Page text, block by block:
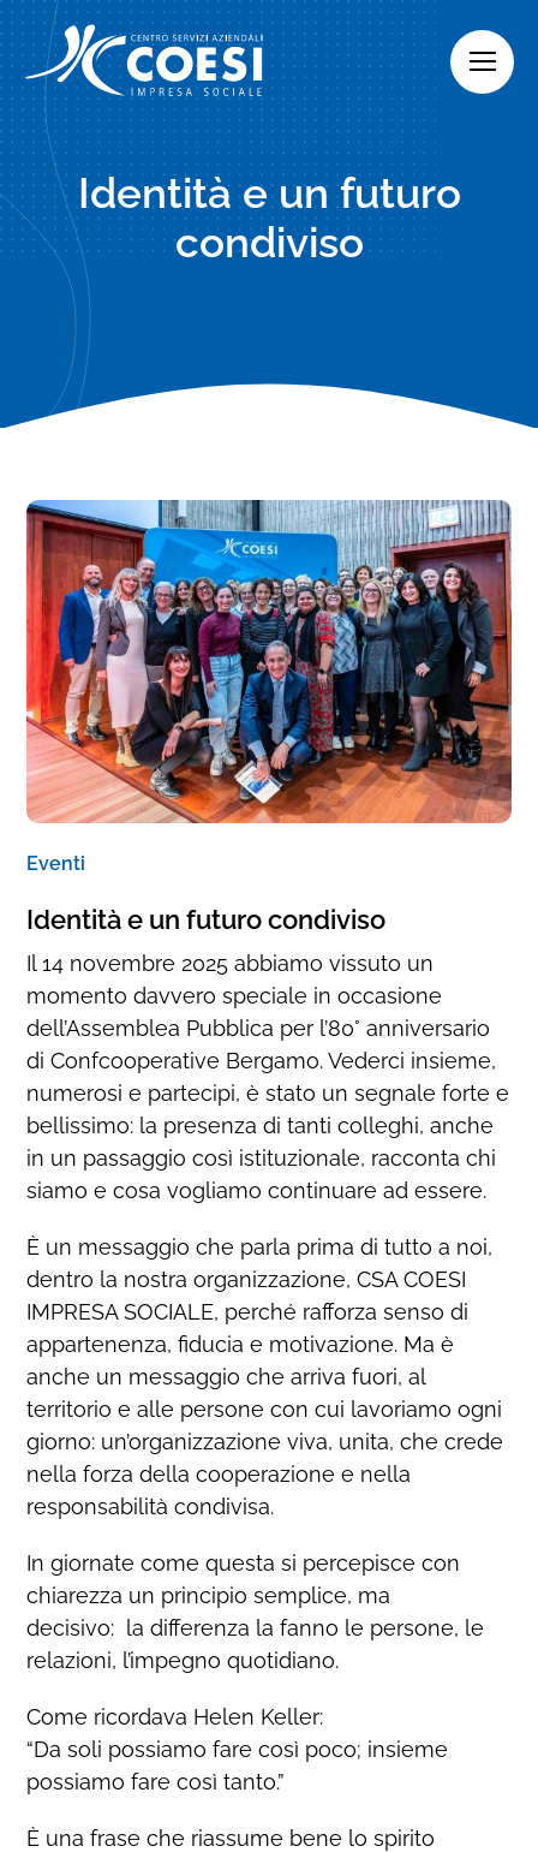
Skip
to
content
Identità e un futuro
condiviso
Eventi
Identità e un futuro condiviso
Il 14 novembre 2025 abbiamo vissuto un
momento davvero speciale in occasione
dell’Assemblea Pubblica per l’80° anniversario
di Confcooperative Bergamo. Vederci insieme,
numerosi e partecipi, è stato un segnale forte e
bellissimo: la presenza di tanti colleghi, anche
in un passaggio così istituzionale, racconta chi
siamo e cosa vogliamo continuare ad essere.
È un messaggio che parla prima di tutto a noi,
dentro la nostra organizzazione, CSA COESI
IMPRESA SOCIALE, perché rafforza senso di
appartenenza, fiducia e motivazione. Ma è
anche un messaggio che arriva fuori, al
territorio e alle persone con cui lavoriamo ogni
giorno: un’organizzazione viva, unita, che crede
nella forza della cooperazione e nella
responsabilità condivisa.
In giornate come questa si percepisce con
chiarezza un principio semplice, ma
decisivo: la differenza la fanno le persone, le
relazioni, l’impegno quotidiano.
Come ricordava Helen Keller:
“Da soli possiamo fare così poco; insieme
possiamo fare così tanto.”
È una frase che riassume bene lo spirito